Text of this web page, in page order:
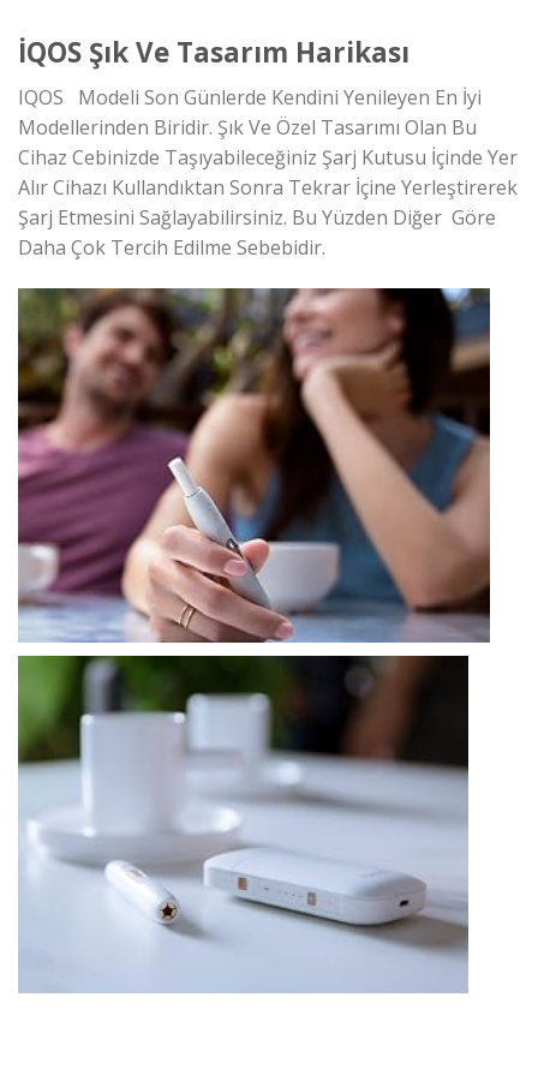
İQOS Şık Ve Tasarım Harikası
IQOS Modeli Son Günlerde Kendini Yenileyen En İyi
Modellerinden Biridir. Şık Ve Özel Tasarımı Olan Bu
Cihaz Cebinizde Taşıyabileceğiniz Şarj Kutusu İçinde Yer
Alır Cihazı Kullandıktan Sonra Tekrar İçine Yerleştirerek
Şarj Etmesini Sağlayabilirsiniz. Bu Yüzden Diğer Göre
Daha Çok Tercih Edilme Sebebidir.